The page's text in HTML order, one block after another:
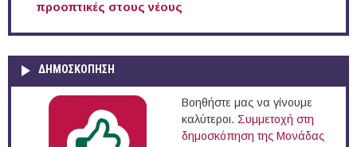
προοπτικές στους νέους
ΔΗΜΟΣΚΟΠΗΣΗ
Βοηθήστε μας να γίνουμε
καλύτεροι. Συμμετοχή στη
δημοσκόπηση της Μονάδας